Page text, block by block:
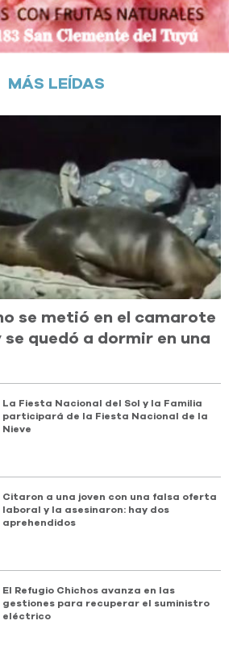
MÁS LEÍDAS
se metió en el camarote
se quedó a dormir en una
La Fiesta Nacional del Sol y la Familia
participará de la Fiesta Nacional de la
Nieve
Citaron a una joven con una falsa oferta
laboral y la asesinaron: hay dos
aprehendidos
El Refugio Chichos avanza en las
gestiones para recuperar el suministro
eléctrico